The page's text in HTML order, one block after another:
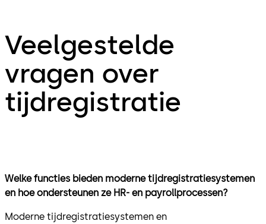
Veelgestelde
vragen over
tijdregistratie
Welke functies bieden moderne tijdregistratiesystemen
en hoe ondersteunen ze HR- en payrollprocessen?
Moderne tijdregistratiesystemen en